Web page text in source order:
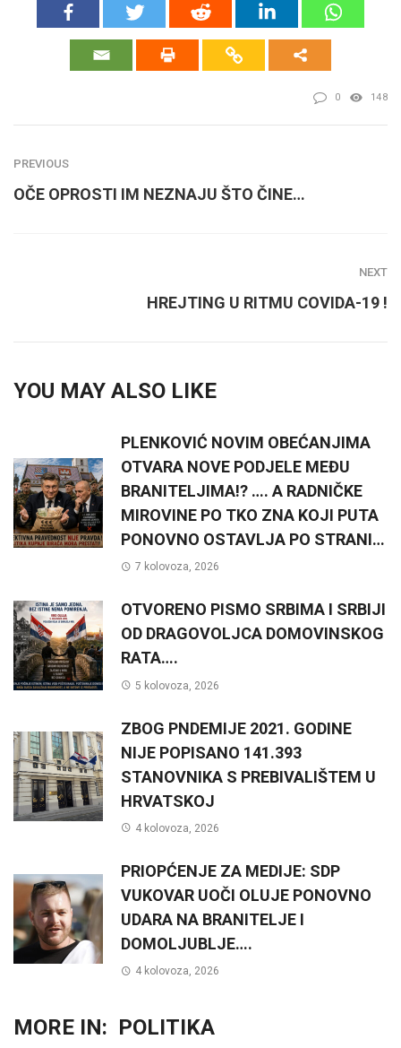
0 148
PREVIOUS
OČE OPROSTI IM NEZNAJU ŠTO ČINE…
NEXT
HREJTING U RITMU COVIDA-19 !
YOU MAY ALSO LIKE
PLENKOVIĆ NOVIM OBEĆANJIMA
OTVARA NOVE PODJELE MEĐU
BRANITELJIMA!? …. A RADNIČKE
MIROVINE PO TKO ZNA KOJI PUTA
PONOVNO OSTAVLJA PO STRANI…
7 kolovoza, 2026
OTVORENO PISMO SRBIMA I SRBIJI
OD DRAGOVOLJCA DOMOVINSKOG
RATA….
5 kolovoza, 2026
ZBOG PNDEMIJE 2021. GODINE
NIJE POPISANO 141.393
STANOVNIKA S PREBIVALIŠTEM U
HRVATSKOJ
4 kolovoza, 2026
PRIOPĆENJE ZA MEDIJE: SDP
VUKOVAR UOČI OLUJE PONOVNO
UDARA NA BRANITELJE I
DOMOLJUBLJE….
4 kolovoza, 2026
MORE IN: POLITIKA